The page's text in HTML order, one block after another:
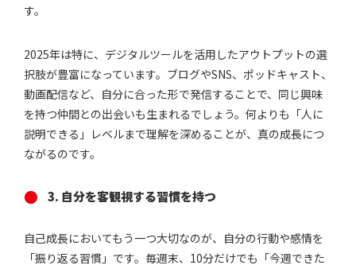
す。
2025年は特に、デジタルツールを活用したアウトプットの選
択肢が豊富になっています。ブログやSNS、ポッドキャスト、
動画配信など、自分に合った形で発信することで、同じ興味
を持つ仲間との出会いも生まれるでしょう。何よりも「人に
説明できる」レベルまで理解を深めることが、真の成長につ
ながるのです。
3. 自分を客観視する習慣を持つ
自己成長においてもう一つ大切なのが、自分の行動や感情を
「振り返る習慣」です。毎週末、10分だけでも「今週できた